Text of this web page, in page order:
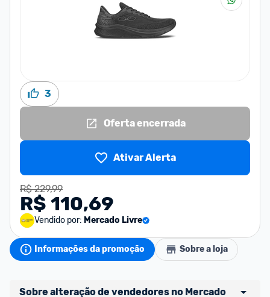
3
Oferta encerrada
Ativar Alerta
R$ 229,99
R$ 110,69
Vendido por: Mercado Livre
Informações da promoção Sobre a loja
Sobre alteração de vendedores no Mercado